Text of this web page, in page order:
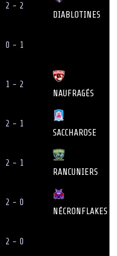
2 - 2
DIABLOTINES
0 - 1
1 - 2
NAUFRAGÉS
2 - 1
SACCHAROSE
2 - 1
RANCUNIERS
2 - 0
NÉCRONFLAKES
2 - 0